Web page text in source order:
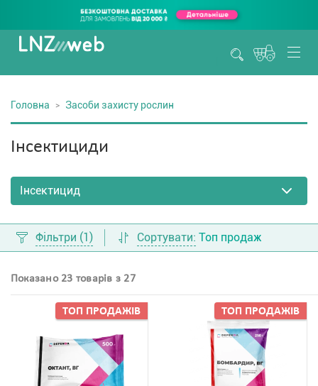
Головна Засоби захисту рослин
Інсектициди
Фільтри (1) Сортувати: Топ продаж
Показано 23 товарів з 27
ТОП ПРОДАЖIВ ТОП ПРОДАЖIВ